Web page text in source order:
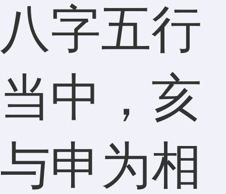
八字五行
当中，亥
与申为相